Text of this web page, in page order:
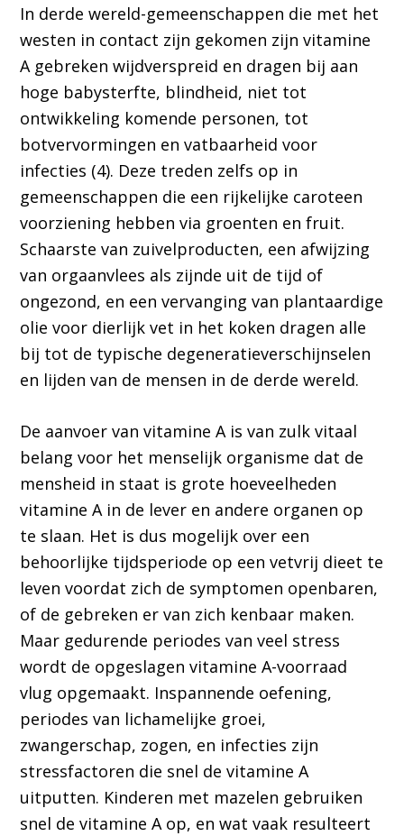
In derde wereld-gemeenschappen die met het
westen in contact zijn gekomen zijn vitamine
A gebreken wijdverspreid en dragen bij aan
hoge babysterfte, blindheid, niet tot
ontwikkeling komende personen, tot
botvervormingen en vatbaarheid voor
infecties (4). Deze treden zelfs op in
gemeenschappen die een rijkelijke caroteen
voorziening hebben via groenten en fruit.
Schaarste van zuivelproducten, een afwijzing
van orgaanvlees als zijnde uit de tijd of
ongezond, en een vervanging van plantaardige
olie voor dierlijk vet in het koken dragen alle
bij tot de typische degeneratieverschijnselen
en lijden van de mensen in de derde wereld.
De aanvoer van vitamine A is van zulk vitaal
belang voor het menselijk organisme dat de
mensheid in staat is grote hoeveelheden
vitamine A in de lever en andere organen op
te slaan. Het is dus mogelijk over een
behoorlijke tijdsperiode op een vetvrij dieet te
leven voordat zich de symptomen openbaren,
of de gebreken er van zich kenbaar maken.
Maar gedurende periodes van veel stress
wordt de opgeslagen vitamine A-voorraad
vlug opgemaakt. Inspannende oefening,
periodes van lichamelijke groei,
zwangerschap, zogen, en infecties zijn
stressfactoren die snel de vitamine A
uitputten. Kinderen met mazelen gebruiken
snel de vitamine A op, en wat vaak resulteert